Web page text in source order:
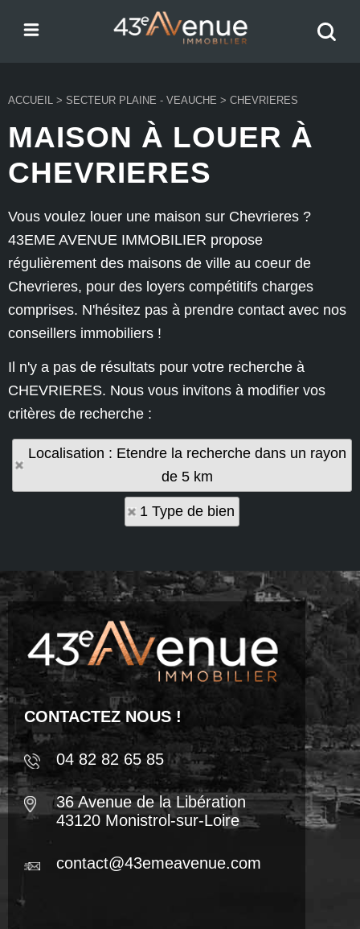
ACCUEIL > SECTEUR PLAINE - VEAUCHE > CHEVRIERES
MAISON À LOUER À
CHEVRIERES
Vous voulez louer une maison sur Chevrieres ?
43EME AVENUE IMMOBILIER propose
régulièrement des maisons de ville au coeur de
Chevrieres, pour des loyers compétitifs charges
comprises. N'hésitez pas à prendre contact avec nos
conseillers immobiliers !
Il n'y a pas de résultats pour votre recherche à
CHEVRIERES. Nous vous invitons à modifier vos
critères de recherche :
Localisation : Etendre la recherche dans un rayon
de 5 km
1 Type de bien
CONTACTEZ NOUS !
04 82 82 65 85
36 Avenue de la Libération
43120 Monistrol-sur-Loire
contact@43emeavenue.com